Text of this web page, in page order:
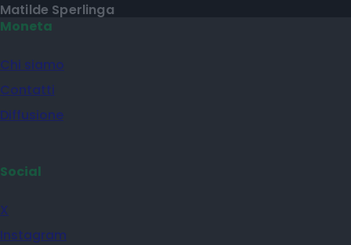
Matilde Sperlinga
Moneta
Chi siamo
Contatti
Diffusione
Social
X
Instagram